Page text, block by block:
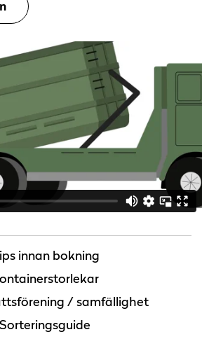
innan bokning
/ samfällighet
Sorteringsguide